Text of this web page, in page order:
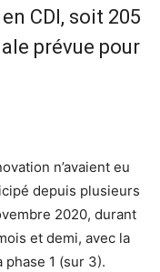
CDI, soit 205
prévue pour
n’avaient eu
depuis plusieurs
2020, durant
et demi, avec la
phase 1 (sur 3).